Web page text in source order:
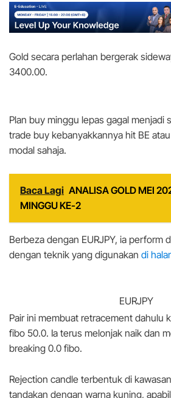
Gold secara perlahan bergerak
3400.00.
Plan buy minggu lepas gagal menjadi
trade buy kebanyakkannya hit BE
modal sahaja.
Baca Lagi ANALISA GOLD MEI
MINGGU KE-2
Berbeza dengan EURJPY, ia perform
dengan teknik yang digunakan di
EURJPY
Pair ini membuat retracement dahulu
fibo 50.0. Ia terus melonjak naik dan
breaking 0.0 fibo.
Rejection candle terbentuk di
tandakan dengan warna kuning,